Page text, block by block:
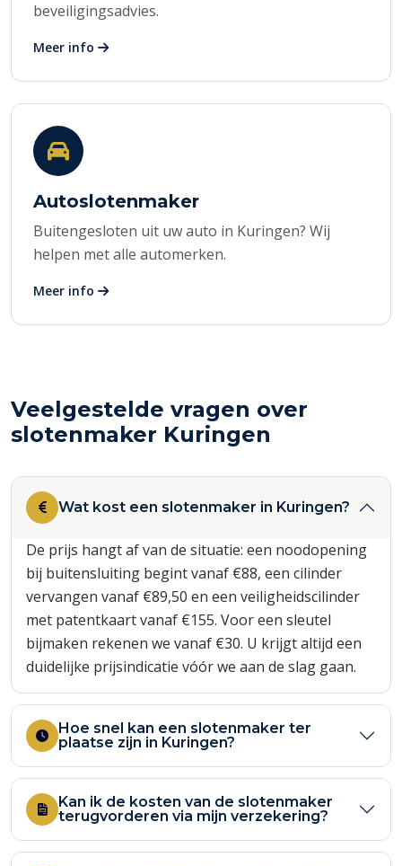
beveiligingsadvies.
Meer info
Autoslotenmaker
Buitengesloten uit uw auto in Kuringen? Wij
helpen met alle automerken.
Meer info
Veelgestelde vragen over
slotenmaker Kuringen
Wat kost een slotenmaker in Kuringen?
De prijs hangt af van de situatie: een noodopening
bij buitensluiting begint vanaf €88, een cilinder
vervangen vanaf €89,50 en een veiligheidscilinder
met patentkaart vanaf €155. Voor een sleutel
bijmaken rekenen we vanaf €30. U krijgt altijd een
duidelijke prijsindicatie vóór we aan de slag gaan.
Hoe snel kan een slotenmaker ter
plaatse zijn in Kuringen?
Kan ik de kosten van de slotenmaker
terugvorderen via mijn verzekering?